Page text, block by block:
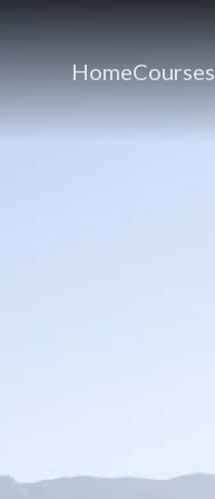
HomeCourses